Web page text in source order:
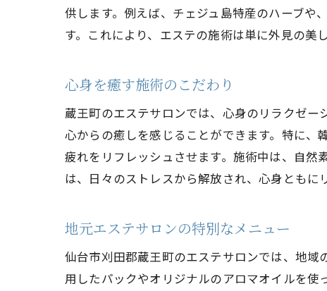
供します。例えば、チェジュ島特産のハーブや
す。これにより、エステの施術は単に外見の美
心身を癒す施術のこだわり
蔵王町のエステサロンでは、心身のリラクゼー
心からの癒しを感じることができます。特に
疲れをリフレッシュさせます。施術中は、自然
は、日々のストレスから解放され、心身ともに
地元エステサロンの特別なメニュー
仙台市刈田郡蔵王町のエステサロンでは、地
用したパックやオリジナルのアロマオイルを